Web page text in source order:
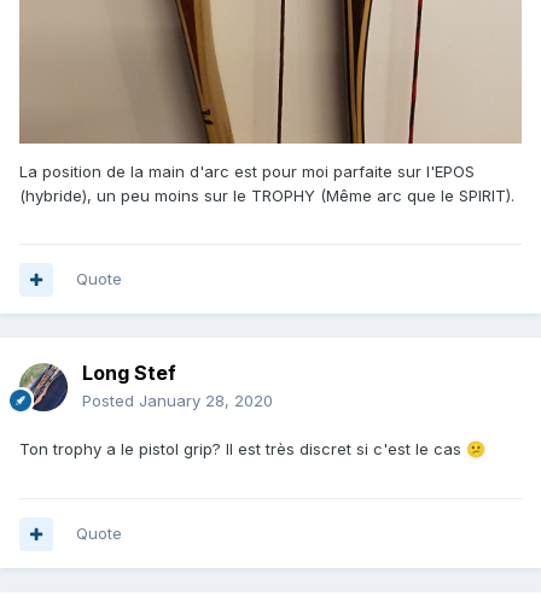
La position de la main d'arc est pour moi parfaite sur l'EPOS
(hybride), un peu moins sur le TROPHY (Même arc que le SPIRIT).
Quote
Long Stef
Posted January 28, 2020
Ton trophy a le pistol grip? Il est très discret si c'est le cas 😕
Quote